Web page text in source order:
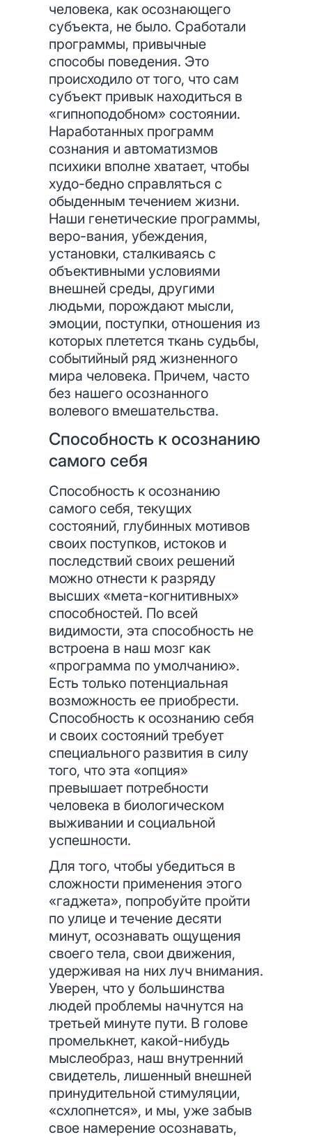
человека, как осознающего
субъекта, не было. Сработали
программы, привычные
способы поведения. Это
происходило от того, что сам
субъект привык находиться в
«гипноподобном» состоянии.
Наработанных программ
сознания и автоматизмов
психики вполне хватает, чтобы
худо-бедно справляться с
обыденным течением жизни.
Наши генетические программы,
веро-вания, убеждения,
установки, сталкиваясь с
объективными условиями
внешней среды, другими
людьми, порождают мысли,
эмоции, поступки, отношения из
которых плетется ткань судьбы,
событийный ряд жизненного
мира человека. Причем, часто
без нашего осознанного
волевого вмешательства.
Способность к осознанию
самого себя
Способность к осознанию
самого себя, текущих
состояний, глубинных мотивов
своих поступков, истоков и
последствий своих решений
можно отнести к разряду
высших «мета-когнитивных»
способностей. По всей
видимости, эта способность не
встроена в наш мозг как
«программа по умолчанию».
Есть только потенциальная
возможность ее приобрести.
Способность к осознанию себя
и своих состояний требует
специального развития в силу
того, что эта «опция»
превышает потребности
человека в биологическом
выживании и социальной
успешности.
Для того, чтобы убедиться в
сложности применения этого
«гаджета», попробуйте пройти
по улице и течение десяти
минут, осознавать ощущения
своего тела, свои движения,
удерживая на них луч внимания.
Уверен, что у большинства
людей проблемы начнутся на
третьей минуте пути. В голове
промелькнет, какой-нибудь
мыслеобраз, наш внутренний
свидетель, лишенный внешней
принудительной стимуляции,
«схлопнется», и мы, уже забыв
свое намерение осознавать,